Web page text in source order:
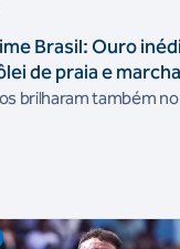
Brasil: Ouro
de praia e
final de semana
brilharam também